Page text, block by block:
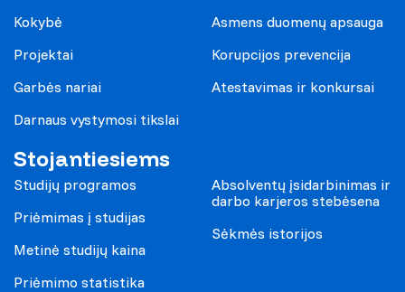
Kokybė
Projektai
Garbės nariai
Darnaus vystymosi tikslai
Asmens duomenų apsauga
Korupcijos prevencija
Atestavimas ir konkursai
Stojantiesiems
Studijų programos
Priėmimas į studijas
Metinė studijų kaina
Priėmimo statistika
Absolventų įsidarbinimas ir
darbo karjeros stebėsena
Sėkmės istorijos